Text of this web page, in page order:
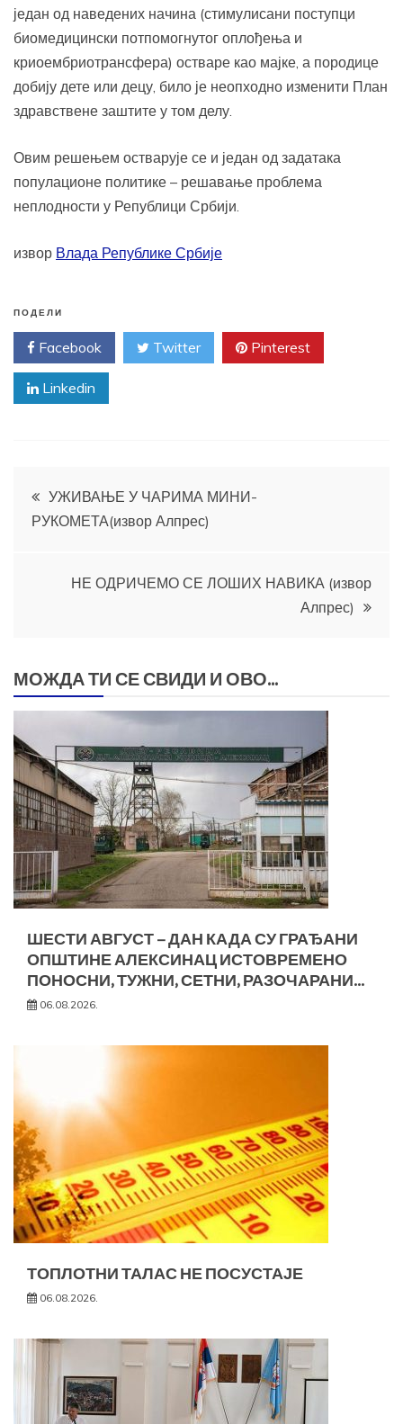
један од наведених начина (стимулисани поступци
биомедицински потпомогнутог оплођења и
криоембриотрансфера) остваре као мајке, а породице
добију дете или децу, било је неопходно изменити План
здравствене заштите у том делу.
Овим решењем остварује се и један од задатака
популационе политике – решавање проблема
неплодности у Републици Србији.
извор Влада Републике Србије
ПОДЕЛИ
Facebook Twitter Pinterest
Linkedin
Кретање
чланка
УЖИВАЊЕ У ЧАРИМА МИНИ-
РУКОМЕТА(извор Алпрес)
НЕ ОДРИЧЕМО СЕ ЛОШИХ НАВИКА (извор
Алпрес)
МОЖДА ТИ СЕ СВИДИ И ОВО...
ШЕСТИ АВГУСТ – ДАН КАДА СУ ГРАЂАНИ
ОПШТИНЕ АЛЕКСИНАЦ ИСТОВРЕМЕНО
ПОНОСНИ, ТУЖНИ, СЕТНИ, РАЗОЧАРАНИ…
06.08.2026.
ТОПЛОТНИ ТАЛАС НЕ ПОСУСТАЈЕ
06.08.2026.